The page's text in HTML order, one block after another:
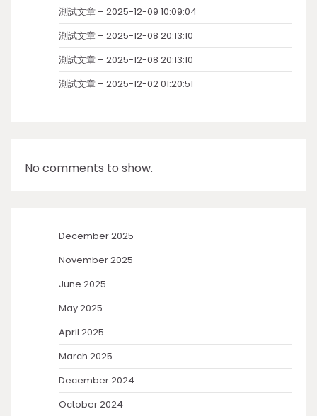
測試文章 – 2025-12-09 10:09:04
測試文章 – 2025-12-08 20:13:10
測試文章 – 2025-12-08 20:13:10
測試文章 – 2025-12-02 01:20:51
No comments to show.
December 2025
November 2025
June 2025
May 2025
April 2025
March 2025
December 2024
October 2024